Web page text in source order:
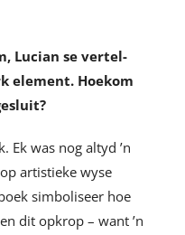
Lucian se vertel-
element. Hoekom
Ek was nog altyd ’n
artistieke wyse
simboliseer hoe
dit opkrop – want ’n